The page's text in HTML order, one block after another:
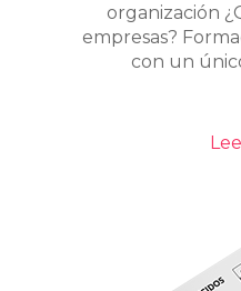
organización
empresas?
con un